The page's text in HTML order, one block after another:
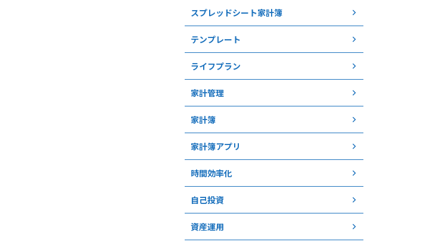
スプレッドシート家計簿
テンプレート
ライフプラン
家計管理
家計簿
家計簿アプリ
時間効率化
自己投資
資産運用